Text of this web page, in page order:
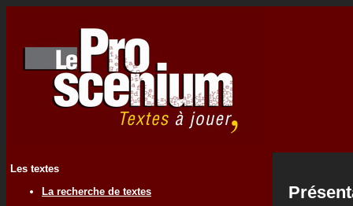
Les textes
La recherche de textes